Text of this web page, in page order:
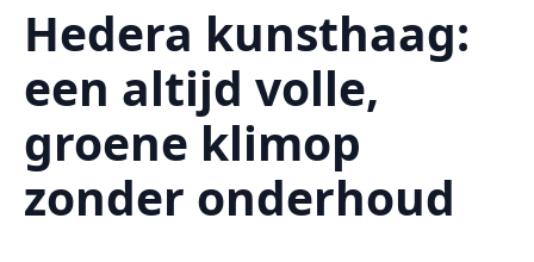
Hedera kunsthaag:
een altijd volle,
groene klimop
zonder onderhoud